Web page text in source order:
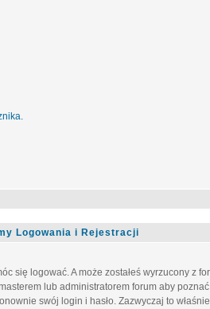
Logowania i Rejestracji
się logować. A może zostałeś wyrzucony z
lub administratorem forum aby
swój login i hasło. Zazwyczaj to